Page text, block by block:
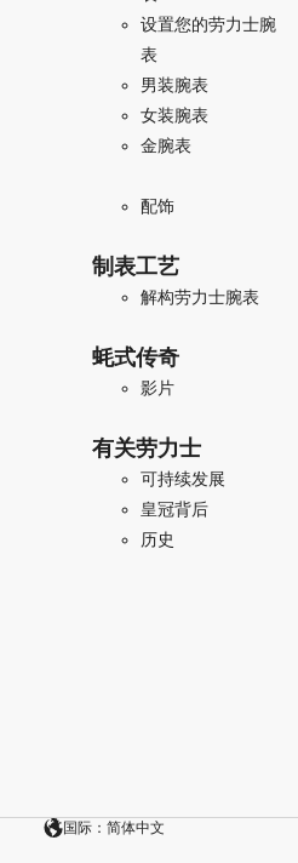
设置您的劳力士腕
表
男装腕表
女装腕表
金腕表
配饰
制表工艺
解构劳力士腕表
蚝式传奇
影片
有关劳力士
可持续发展
皇冠背后
历史
国际：简体中文